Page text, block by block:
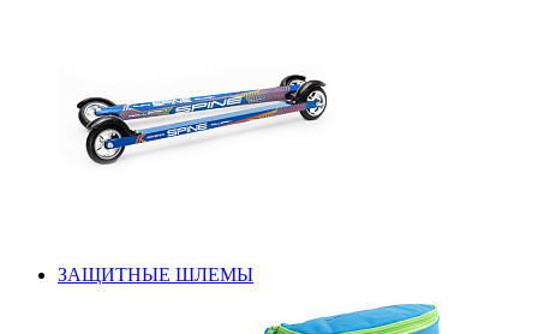
ЗАЩИТНЫЕ ШЛЕМЫ